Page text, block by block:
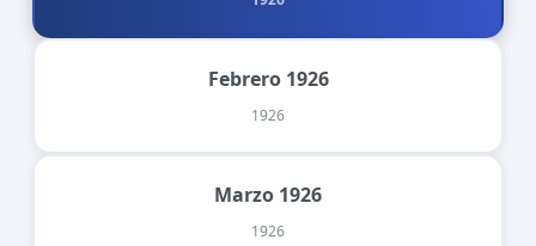
Febrero 1926
1926
Marzo 1926
1926